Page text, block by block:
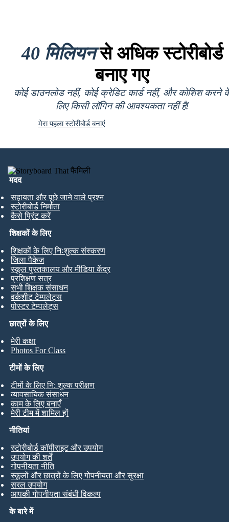
40 मिलियनसे अधिक स्टोरीबोर्ड
बनाए गए
कोई डाउनलोड नहीं, कोई क्रेडिट कार्ड नहीं, और कोशिश करने
लिए किसी लॉगिन की आवश्यकता नहीं है!
मेरा पहला स्टोरीबोर्ड बनाएं
मदद
सहायता और पूछे जाने वाले प्रश्न
स्टोरीबोर्ड निर्माता
कैसे प्रिंट करें
छात्रों के लिए
मेरी कक्षा
Photos For Class
शिक्षकों के लिए
शिक्षकों के लिए निःशुल्क संस्करण
जिला पैकेज
स्कूल पुस्तकालय और मीडिया केंद्र
प्रशिक्षण सत्र
सभी शिक्षक संसाधन
वर्कशीट टेम्पलेट्स
पोस्टर टेम्पलेट्स
टीमों के लिए
टीमों के लिए नि: शुल्क परीक्षण
व्यावसायिक संसाधन
काम के लिए बनाएँ
मेरी टीम में शामिल हों
के बारे में
नीतियां
स्टोरीबोर्ड कॉपीराइट और उपयोग
उपयोग की शर्तें
गोपनीयता नीति
स्कूलों और छात्रों के लिए गोपनीयता और सुरक्षा
सरल उपयोग
आपकी गोपनीयता संबंधी विकल्प